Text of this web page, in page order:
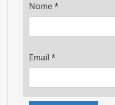
Nome *
Email *